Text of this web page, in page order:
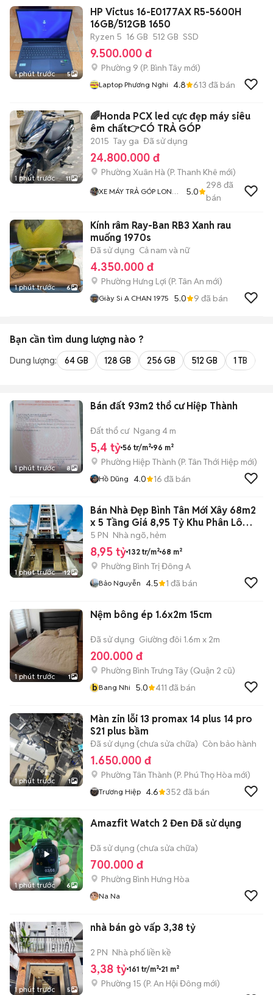
1 phút trước 5
HP Victus 16-E0177AX R5-5600H
16GB/512GB 1650
Ryzen 5 16 GB 512 GB SSD
9.500.000 đ
Phường 9 (P. Bình Tây mới)
Laptop Phương Nghi 4.8 613 đã bán
1 phút trước 11
🌈Honda PCX led cực đẹp máy siêu
êm chất👉CÓ TRẢ GÓP
2015 Tay ga Đã sử dụng
24.800.000 đ
Phường Xuân Hà (P. Thanh Khê mới)
XE MÁY TRẢ GÓP LONG
5.0
298 đã
bán
1 phút trước 6
Kính râm Ray-Ban RB3 Xanh rau
muống 1970s
Đã sử dụng Cả nam và nữ
4.350.000 đ
Phường Hưng Lợi (P. Tân An mới)
Giày Si A CHAN 1975 5.0 9 đã bán
Bạn cần tìm dung lượng nào ?
Dung lượng: 64 GB 128 GB 256 GB 512 GB 1 TB
1 phút trước 8
Bán đất 93m2 thổ cư Hiệp Thành
Đất thổ cư Ngang 4 m
5,4 tỷ 56 tr/m² 96 m²
Phường Hiệp Thành (P. Tân Thới Hiệp mới)
Hồ Dũng 4.0 16 đã bán
1 phút trước 12
Bán Nhà Đẹp Bình Tân Mới Xây 68m2
x 5 Tầng Giá 8,95 Tỷ Khu Phân Lô
LVQ
5 PN Nhà ngõ, hẻm
8,95 tỷ 132 tr/m² 68 m²
Phường Bình Trị Đông A
Bảo Nguyễn 4.5 1 đã bán
1 phút trước 1
Nệm bông ép 1.6x2m 15cm
Đã sử dụng Giường đôi 1.6m x 2m
200.000 đ
Phường Bình Trưng Tây (Quận 2 cũ)
bBang Nhi 5.0 411 đã bán
1 phút trước 1
Màn zin lỗi 13 promax 14 plus 14 pro
S21 plus bầm
Đã sử dụng (chưa sửa chữa) Còn bảo hành
1.650.000 đ
Phường Tân Thành (P. Phú Thọ Hòa mới)
Trương Hiệp 4.6 352 đã bán
1 phút trước 6
Amazfit Watch 2 Đen Đã sử dụng
Đã sử dụng (chưa sửa chữa)
700.000 đ
Phường Bình Hưng Hòa
Na Na
1 phút trước 5
nhà bán gò vấp 3,38 tỷ
2 PN Nhà phố liền kề
3,38 tỷ 161 tr/m² 21 m²
Phường 15 (P. An Hội Đông mới)